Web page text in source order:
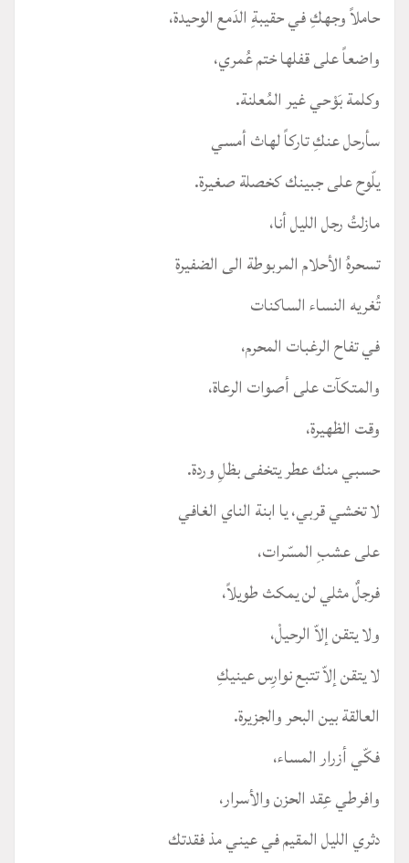
حاملاً وجهكِ في حقيبةِ الدَمع الوحيدة،
واضعاً على قفلها ختم عُمري،
وكلمة بَوْحي غير المُعلنة.
سأرحل عنكِ تاركاً لهاث أمسي
يلّوح على جبينك كخصلة صغيرة.
مازلتُ رجل الليل أنا،
تسحرهُ الأحلام المربوطة الى الضفيرة
تُغريه النساء الساكنات
في تفاح الرغبات المحرم،
والمتكآت على أصوات الرعاة،
وقت الظهيرة،
حسبي منك عطر يتخفى بظلِ وردة.
لا تخشي قربي، يا ابنة الناي الغافي
على عشبِ المسّرات،
فرجلٌ مثلي لن يمكث طويلاً،
ولا يتقن إلاّ الرحيلْ،
لا يتقن إلاّ تتبع نوارِس عينيكِ
العالقة بين البحر والجزيرة.
فكّي أزرار المساء،
وافرطي عِقد الحزن والأسرار،
دثري الليل المقيم في عيني مذ فقدتك